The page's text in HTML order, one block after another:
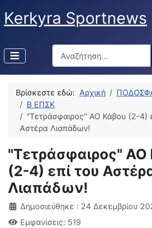
Kerkyra Sportnews
Αναζήτηση
Type 2 or more
Βρίσκεστε εδώ: Αρχική
Β ΕΠΣΚ
"Τετράσφαιρος" ΑΟ Κάβου (2-4)
Αστέρα Λιαπάδων!
"Τετράσφαιρος" ΑΟ
(2-4) επί του
Λιαπάδων!
Δημοσιεύθηκε : 24 Δεκεμβρίου
Εμφανίσεις: 519